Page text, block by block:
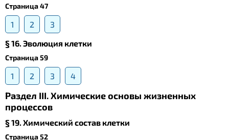
Страница 47
1 2
3
§ 16. Эволюция клетки
Страница 59
1 2 3 4
Раздел III. Химические основы жизненных
процессов
§ 19. Химический состав клетки
Страница 52